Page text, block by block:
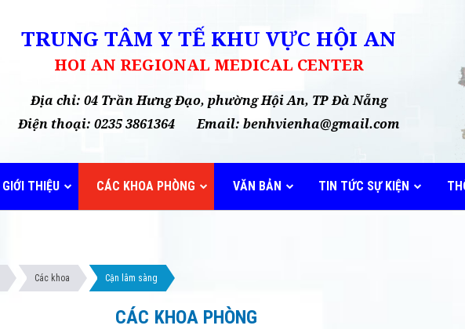
TRUNG TÂM Y TẾ KHU VỰC HỘI AN
HOI AN REGIONAL MEDICAL CENTER
Địa chỉ: 04 Trần Hưng Đạo, phường Hội An, TP Đà Nẵng
Điện thoại: 0235 3861364 Email: benhvienha@gmail.com
GIỚI THIỆU CÁC KHOA PHÒNG VĂN BẢN TIN TỨC SỰ KIỆN
Các khoa Cận lâm sàng
CÁC KHOA PHÒNG